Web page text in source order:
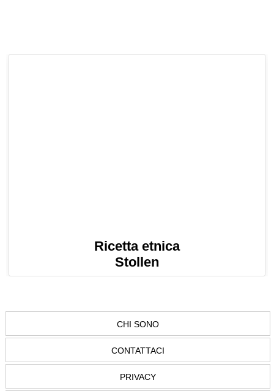
Ricetta etnica
Stollen
CHI SONO
CONTATTACI
PRIVACY